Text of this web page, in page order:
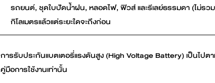
รถยนต์, ชุดใบปัดน้ำฝน, หลอดไฟ, ฟิวส์ และรีเลย์ธรรมดา (ไม่ร
กิโลเมตรแล้วแต่ระยะใดจะถึงก่อน
การรับประกันแบตเตอรี่แรงดันสูง (High Voltage Battery) เป็นไป
คู่มือการใช้งานเท่านั้น